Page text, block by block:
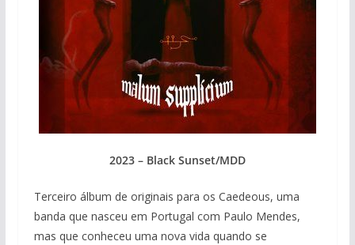
2023 – Black Sunset/MDD
Terceiro álbum de originais para os Caedeous, uma
banda que nasceu em Portugal com Paulo Mendes,
mas que conheceu uma nova vida quando se